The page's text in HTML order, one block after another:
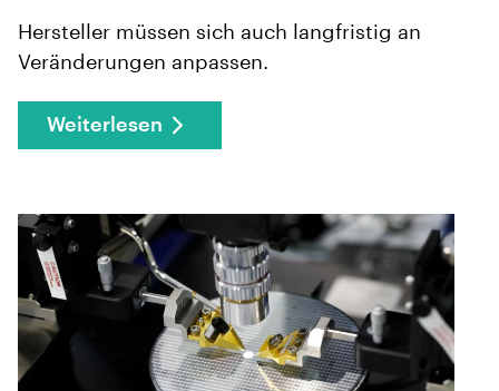
Hersteller müssen sich auch langfristig an
Veränderungen anpassen.
Weiterlesen